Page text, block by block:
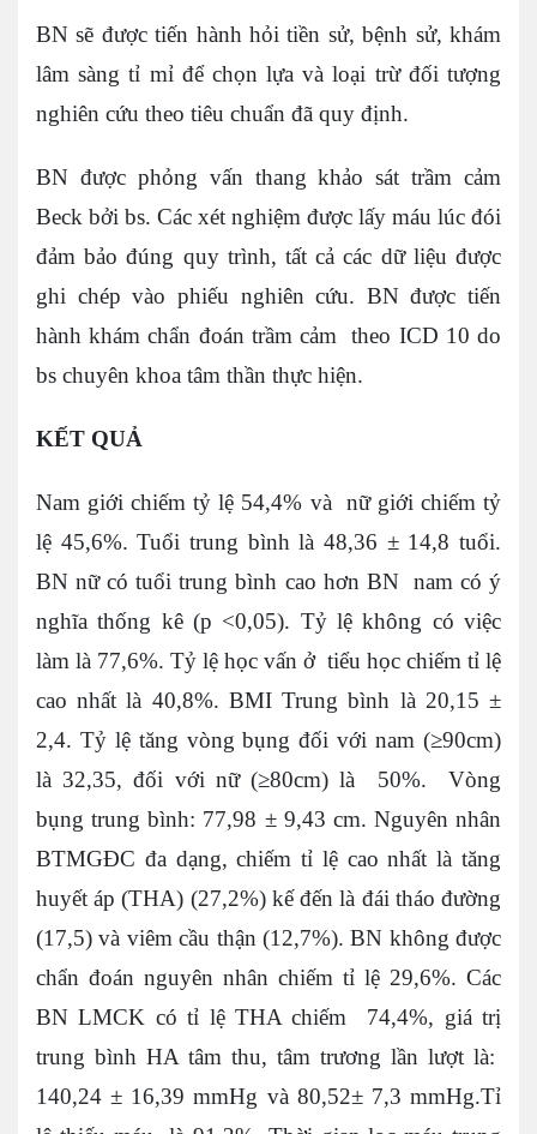
BN sẽ được tiến hành hỏi tiền sử, bệnh sử, khám
lâm sàng tỉ mỉ để chọn lựa và loại trừ đối tượng
nghiên cứu theo tiêu chuẩn đã quy định.
BN được phỏng vấn thang khảo sát trầm cảm
Beck bởi bs. Các xét nghiệm được lấy máu lúc đói
đảm bảo đúng quy trình, tất cả các dữ liệu được
ghi chép vào phiếu nghiên cứu. BN được tiến
hành khám chẩn đoán trầm cảm theo ICD 10 do
bs chuyên khoa tâm thần thực hiện.
KẾT QUẢ
Nam giới chiếm tỷ lệ 54,4% và nữ giới chiếm tỷ
lệ 45,6%. Tuổi trung bình là 48,36 ± 14,8 tuổi.
BN nữ có tuổi trung bình cao hơn BN nam có ý
nghĩa thống kê (p <0,05). Tỷ lệ không có việc
làm là 77,6%. Tỷ lệ học vấn ở tiểu học chiếm tỉ lệ
cao nhất là 40,8%. BMI Trung bình là 20,15 ±
2,4. Tỷ lệ tăng vòng bụng đối với nam (≥90cm)
là 32,35, đối với nữ (≥80cm) là 50%. Vòng
bụng trung bình: 77,98 ± 9,43 cm. Nguyên nhân
BTMGĐC đa dạng, chiếm tỉ lệ cao nhất là tăng
huyết áp (THA) (27,2%) kế đến là đái tháo đường
(17,5) và viêm cầu thận (12,7%). BN không được
chẩn đoán nguyên nhân chiếm tỉ lệ 29,6%. Các
BN LMCK có tỉ lệ THA chiếm 74,4%, giá trị
trung bình HA tâm thu, tâm trương lần lượt là:
140,24 ± 16,39 mmHg và 80,52± 7,3 mmHg.Tỉ